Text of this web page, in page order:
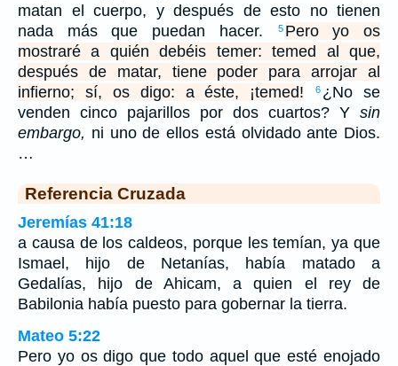
matan el cuerpo, y después de esto no tienen
nada más que puedan hacer.
5 Pero yo os
mostraré a quién debéis temer: temed al que,
después de matar, tiene poder para arrojar al
infierno; sí, os digo: a éste, ¡temed!
6 ¿No se
venden cinco pajarillos por dos cuartos? Y sin
embargo, ni uno de ellos está olvidado ante Dios.
…
Referencia Cruzada
Jeremías 41:18
a causa de los caldeos, porque les temían, ya que
Ismael, hijo de Netanías, había matado a
Gedalías, hijo de Ahicam, a quien el rey de
Babilonia había puesto para gobernar la tierra.
Mateo 5:22
Pero yo os digo que todo aquel que esté enojado